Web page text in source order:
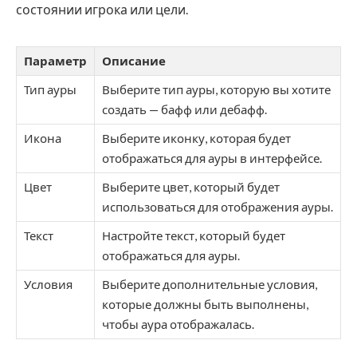
состоянии игрока или цели.
Параметр
Описание
Тип ауры
Выберите тип ауры, которую вы хотите
создать — бафф или дебафф.
Икона
Выберите иконку, которая будет
отображаться для ауры в интерфейсе.
Цвет
Выберите цвет, который будет
использоваться для отображения ауры.
Текст
Настройте текст, который будет
отображаться для ауры.
Условия
Выберите дополнительные условия,
которые должны быть выполнены,
чтобы аура отображалась.